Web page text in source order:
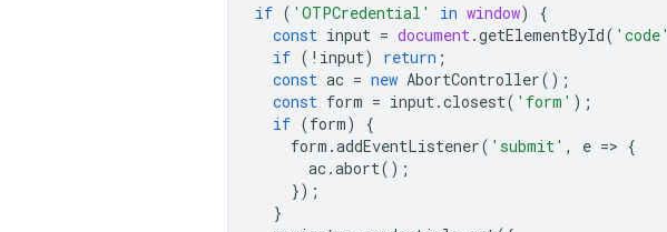
if ( 'OTPCredential' in window)
{
const input = document.getElementById( 'code'
if ( ! input) return ;
const ac = new AbortController();
const form = input.closest( 'form' );
if (form)
{
form .addEventListener( 'submit' , e => {
ac.abort();
});
}